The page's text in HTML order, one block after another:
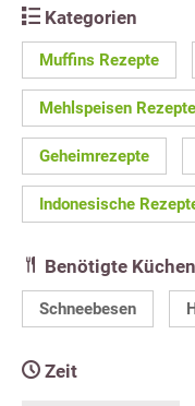
Kategorien
Muffins Rezepte
Mehlspeisen Rezepte
Geheimrezepte
Indonesische
Benötigte
Schneebesen
Zeit